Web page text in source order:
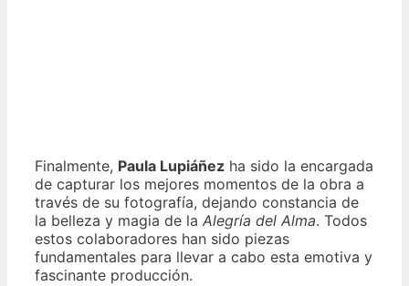
Finalmente, Paula Lupiáñez ha sido la encargada
de capturar los mejores momentos de la obra a
través de su fotografía, dejando constancia de
la belleza y magia de la Alegría del Alma. Todos
estos colaboradores han sido piezas
fundamentales para llevar a cabo esta emotiva y
fascinante producción.